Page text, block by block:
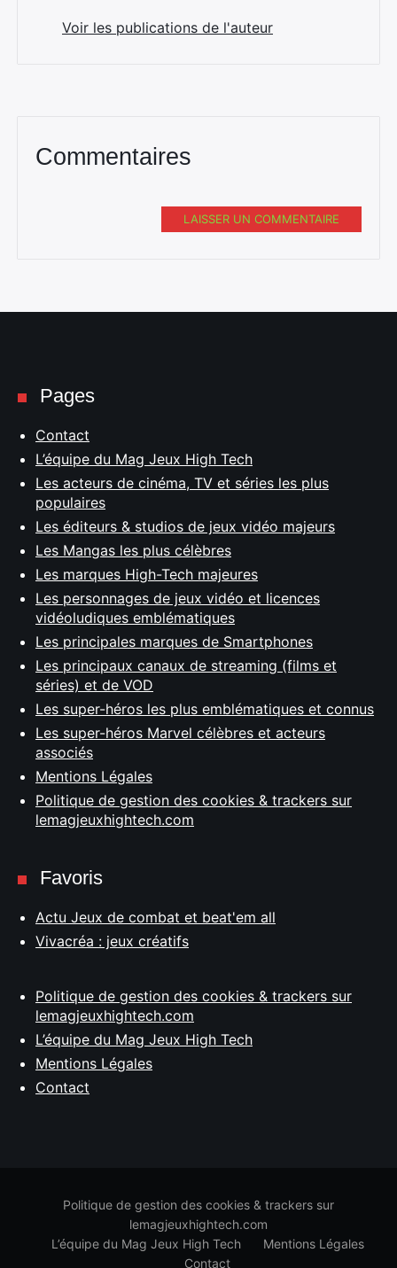
Voir les publications de l'auteur
Commentaires
LAISSER UN COMMENTAIRE
Pages
Contact
L’équipe du Mag Jeux High Tech
Les acteurs de cinéma, TV et séries les plus
populaires
Les éditeurs & studios de jeux vidéo majeurs
Les Mangas les plus célèbres
Les marques High-Tech majeures
Les personnages de jeux vidéo et licences
vidéoludiques emblématiques
Les principales marques de Smartphones
Les principaux canaux de streaming (films et
séries) et de VOD
Les super-héros les plus emblématiques et connus
Les super-héros Marvel célèbres et acteurs
associés
Mentions Légales
Politique de gestion des cookies & trackers sur
lemagjeuxhightech.com
Favoris
Actu Jeux de combat et beat'em all
Vivacréa : jeux créatifs
Politique de gestion des cookies & trackers sur
lemagjeuxhightech.com
L’équipe du Mag Jeux High Tech
Mentions Légales
Contact
Politique de gestion des cookies & trackers sur
lemagjeuxhightech.com
L’équipe du Mag Jeux High Tech
Mentions Légales
Contact